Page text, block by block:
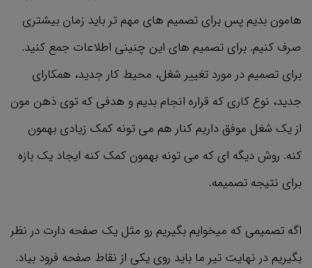
هامون بدیم پس برای تصمیم های مهم تر باید زمان بیشتری
صرف کنیم. برای تصمیم های این چنینی اطلاعات جمع کنید.
برای تصمیم در مورد تغییر شغل، محیط کار جدید، همکارای
جدید، نوع کاری که قراره انجام بدیم و هدفی که توی ذهن مون
از یک شغل موفق داریم کنار هم می تونه کمک زیادی بهمون
کنه. روش دیگه ای که می تونه بهمون کمک کنه ایجاد یک بازه
برای نتیجه تصمیمه.
اگه تصمیمی که میخوایم بگیریم رو مثل یک صفحه دارت در نظر
بگیریم در نهایت تیر ما باید روی یکی از نقاط صفحه فرود بیاد.